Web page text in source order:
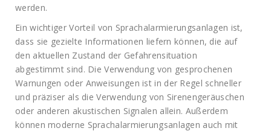
werden.
Ein wichtiger Vorteil von Sprachalarmierungsanlagen ist,
dass sie gezielte Informationen liefern können, die auf
den aktuellen Zustand der Gefahrensituation
abgestimmt sind. Die Verwendung von gesprochenen
Warnungen oder Anweisungen ist in der Regel schneller
und präziser als die Verwendung von Sirenengeräuschen
oder anderen akustischen Signalen allein. Außerdem
können moderne Sprachalarmierungsanlagen auch mit